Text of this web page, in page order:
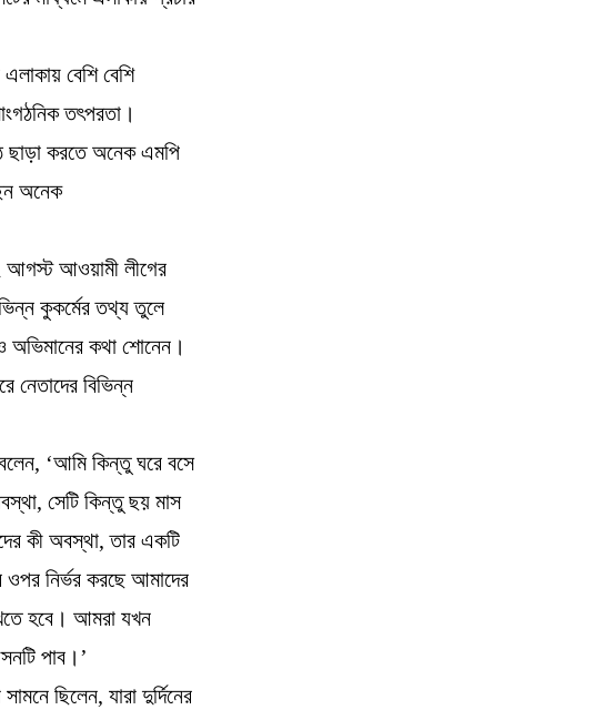
বেশি বেশি
তৎপরতা।
ছাড়া করতে অনেক এমপি
অনেক
আগস্ট আওয়ামী লীগের
কুকর্মের তথ্য তুলে
অভিমানের কথা শোনেন।
নেতাদের বিভিন্ন
‘আমি কিন্তু ঘরে বসে
সেটি কিন্তু ছয় মাস
কী অবস্থা, তার একটি
ওপর নির্ভর করছে আমাদের
হবে। আমরা যখন
পাব।’
ছিলেন, যারা দুর্দিনের